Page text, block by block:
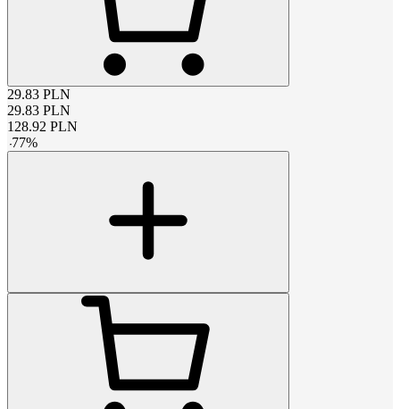
29.83 PLN
29.83 PLN
128.92 PLN
-77%